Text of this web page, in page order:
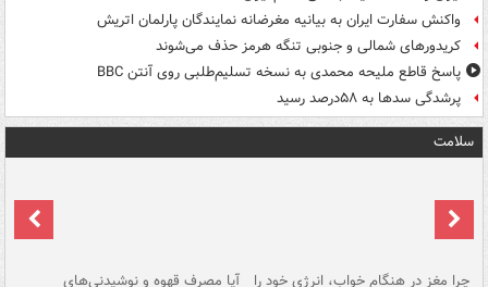
واکنش سفارت ایران به بیانیه مغرضانه نمایندگان پارلمان اتریش
کریدورهای شمالی و جنوبی تنگه هرمز حذف می‌شوند
پاسخ قاطع ملیحه محمدی به نسخه تسلیم‌طلبی روی آنتن BBC
پرشدگی سدها به ۵۸درصد رسید
سلامت
چرا مغز در هنگام خواب، انرژی خود را آیا مصرف قهوه و نوشیدنی‌های